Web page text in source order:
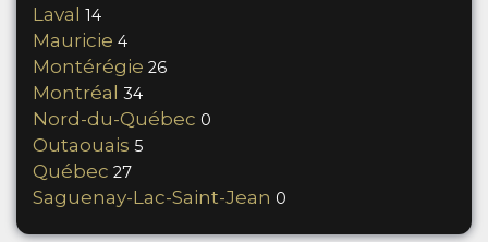
Laval 14
Mauricie 4
Montérégie 26
Montréal 34
Nord-du-Québec 0
Outaouais 5
Québec 27
Saguenay-Lac-Saint-Jean 0